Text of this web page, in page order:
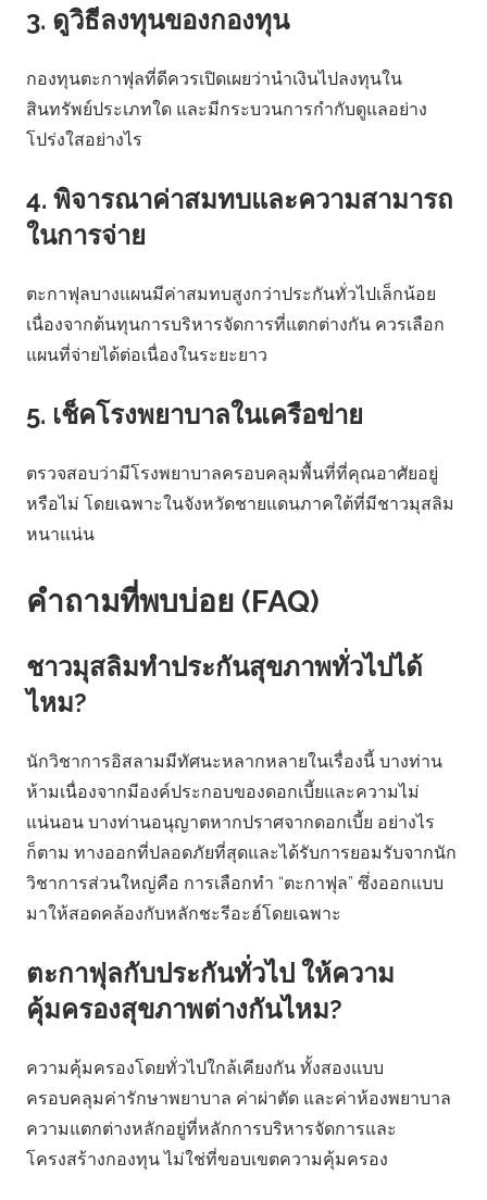
3. ดูวิธีลงทุนของกองทุน
กองทุนตะกาฟุลที่ดีควรเปิดเผยว่านำเงินไปลงทุนใน
สินทรัพย์ประเภทใด และมีกระบวนการกำกับดูแลอย่าง
โปร่งใสอย่างไร
4. พิจารณาค่าสมทบและความสามารถ
ในการจ่าย
ตะกาฟุลบางแผนมีค่าสมทบสูงกว่าประกันทั่วไปเล็กน้อย
เนื่องจากต้นทุนการบริหารจัดการที่แตกต่างกัน ควรเลือก
แผนที่จ่ายได้ต่อเนื่องในระยะยาว
5. เช็คโรงพยาบาลในเครือข่าย
ตรวจสอบว่ามีโรงพยาบาลครอบคลุมพื้นที่ที่คุณอาศัยอยู่
หรือไม่ โดยเฉพาะในจังหวัดชายแดนภาคใต้ที่มีชาวมุสลิม
หนาแน่น
คำถามที่พบบ่อย (FAQ)
ชาวมุสลิมทำประกันสุขภาพทั่วไปได้
ไหม?
นักวิชาการอิสลามมีทัศนะหลากหลายในเรื่องนี้ บางท่าน
ห้ามเนื่องจากมีองค์ประกอบของดอกเบี้ยและความไม่
แน่นอน บางท่านอนุญาตหากปราศจากดอกเบี้ย อย่างไร
ก็ตาม ทางออกที่ปลอดภัยที่สุดและได้รับการยอมรับจากนัก
วิชาการส่วนใหญ่คือ การเลือกทำ “ตะกาฟุล” ซึ่งออกแบบ
มาให้สอดคล้องกับหลักชะรีอะฮ์โดยเฉพาะ
ตะกาฟุลกับประกันทั่วไป ให้ความ
คุ้มครองสุขภาพต่างกันไหม?
ความคุ้มครองโดยทั่วไปใกล้เคียงกัน ทั้งสองแบบ
ครอบคลุมค่ารักษาพยาบาล ค่าผ่าตัด และค่าห้องพยาบาล
ความแตกต่างหลักอยู่ที่หลักการบริหารจัดการและ
โครงสร้างกองทุน ไม่ใช่ที่ขอบเขตความคุ้มครอง